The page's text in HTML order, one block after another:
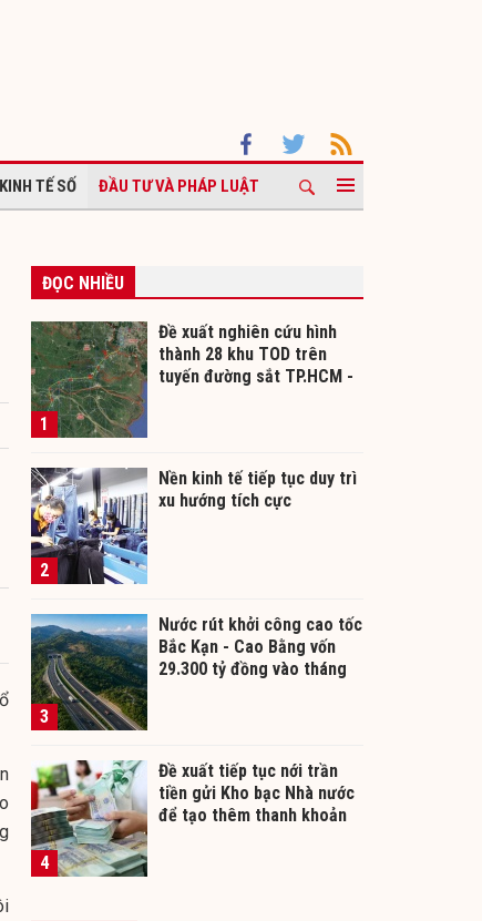
KINH TẾ SỐ ĐẦU TƯ VÀ PHÁP LUẬT
ĐỌC NHIỀU
1
Đề xuất nghiên cứu hình
thành 28 khu TOD trên
tuyến đường sắt TP.HCM -
2
Nền kinh tế tiếp tục duy trì
xu hướng tích cực
3
Nước rút khởi công cao tốc
Bắc Kạn - Cao Bằng vốn
29.300 tỷ đồng vào tháng
4
Đề xuất tiếp tục nới trần
tiền gửi Kho bạc Nhà nước
để tạo thêm thanh khoản